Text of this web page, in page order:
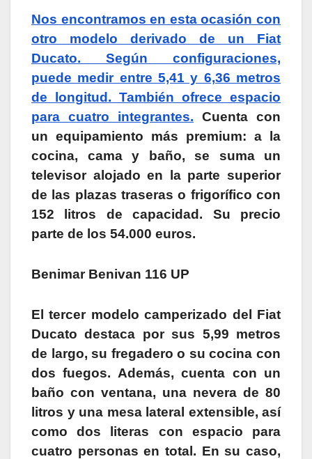
Nos encontramos en esta ocasión con
otro modelo derivado de un Fiat
Ducato. Según configuraciones,
puede medir entre 5,41 y 6,36 metros
de longitud. También ofrece espacio
para cuatro integrantes. Cuenta con
un equipamiento más premium: a la
cocina, cama y baño, se suma un
televisor alojado en la parte superior
de las plazas traseras o frigorífico con
152 litros de capacidad. Su precio
parte de los 54.000 euros.
Benimar Benivan 116 UP
El tercer modelo camperizado del Fiat
Ducato destaca por sus 5,99 metros
de largo, su fregadero o su cocina con
dos fuegos. Además, cuenta con un
baño con ventana, una nevera de 80
litros y una mesa lateral extensible, así
como dos literas con espacio para
cuatro personas en total. En su caso,